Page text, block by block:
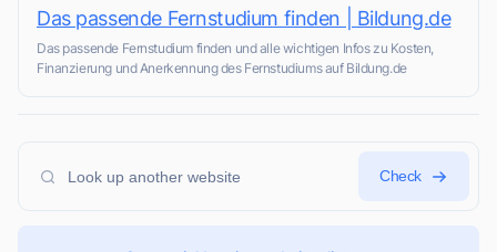
Das passende Fernstudium finden | Bildung.de
Das passende Fernstudium finden und alle wichtigen Infos zu Kosten,
Finanzierung und Anerkennung des Fernstudiums auf Bildung.de
Check